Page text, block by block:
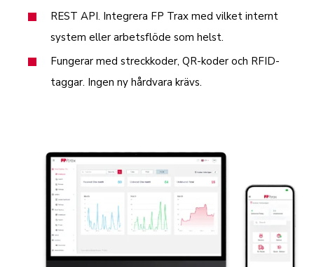
REST API. Integrera FP Trax med vilket internt
system eller arbetsflöde som helst.
Fungerar med streckkoder, QR-koder och RFID-
taggar. Ingen ny hårdvara krävs.